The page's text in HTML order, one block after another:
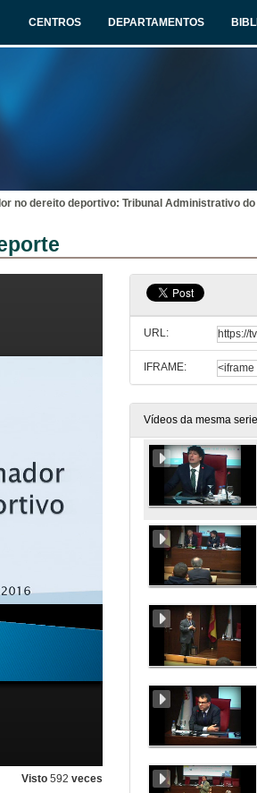
CENTROS DEPARTAMENTOS
no dereito deportivo: Tribunal Administrativo
Visto 592 veces
URL:
IFRAME:
Vídeos da mesma serie